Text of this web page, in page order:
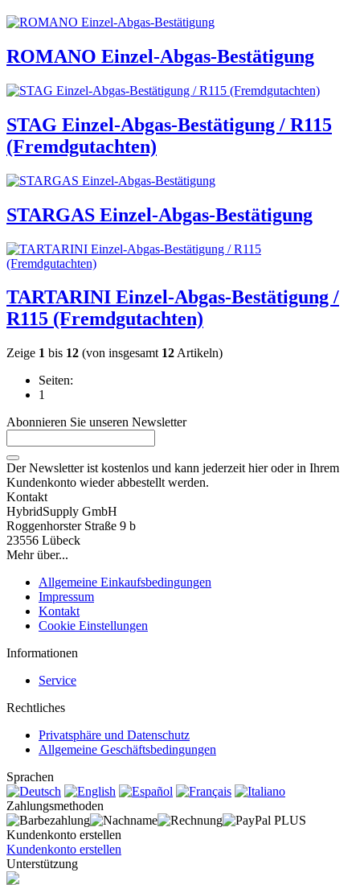
ROMANO Einzel-Abgas-Bestätigung
STAG Einzel-Abgas-Bestätigung / R115
(Fremdgutachten)
STARGAS Einzel-Abgas-Bestätigung
TARTARINI Einzel-Abgas-Bestätigung /
R115 (Fremdgutachten)
Zeige 1 bis 12 (von insgesamt 12 Artikeln)
Seiten:
1
Abonnieren Sie unseren Newsletter
Der Newsletter ist kostenlos und kann jederzeit hier oder in Ihrem
Kundenkonto wieder abbestellt werden.
Kontakt
HybridSupply GmbH
Roggenhorster Straße 9 b
23556 Lübeck
Mehr über...
Allgemeine Einkaufsbedingungen
Impressum
Kontakt
Cookie Einstellungen
Informationen
Service
Rechtliches
Privatsphäre und Datenschutz
Allgemeine Geschäftsbedingungen
Sprachen
Zahlungsmethoden
Kundenkonto erstellen
Kundenkonto erstellen
Unterstützung